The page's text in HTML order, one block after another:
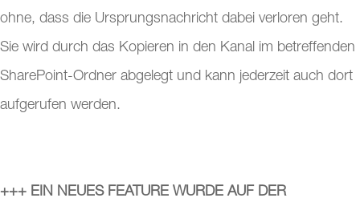
ohne, dass die Ursprungsnachricht dabei verloren geht.
Sie wird durch das Kopieren in den Kanal im betreffenden
SharePoint-Ordner abgelegt und kann jederzeit auch dort
aufgerufen werden.
+++ EIN NEUES FEATURE WURDE AUF DER